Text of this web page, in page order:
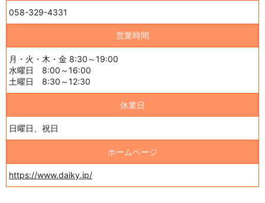
058-329-4331
営業時間
月・火・木・金 8:30～19:00
水曜日 8:00～16:00
土曜日 8:30～12:30
休業日
日曜日、祝日
ホームページ
https://www.daiky.jp/